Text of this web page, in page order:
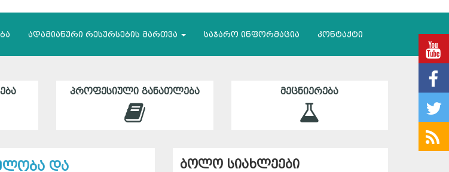
ადამიანური რესურსების მართვა საჯარო ინფორმაცია კონტაქტი
ᲞᲠᲝᲤᲔᲡᲘᲣᲚᲘ ᲒᲐᲜᲐᲗᲚᲔᲑᲐ ᲛᲔᲪᲜᲘᲔᲠᲔᲑᲐ
და
ბოლო სიახლეები